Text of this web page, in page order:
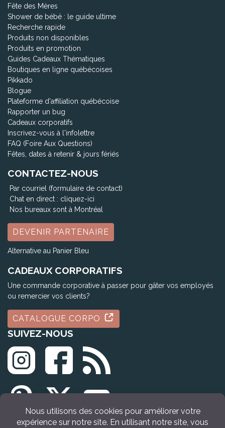
Fête des Mères
Shower de bébé : le guide ultime
Recherche rapide
Produits non disponibles
Produits en promotion
Guides Cadeaux Thématiques
Boutiques en ligne québécoises
Pikkado
Blogue
Plateforme d'affiliation québécoise
Rapporter un bug
Cadeaux corporatifs
Inscrivez-vous à l'infolettre
FAQ (Foire Aux Questions)
Fêtes, dates à retenir & jours fériés
CONTACTEZ-NOUS
Par courriel (formulaire de contact)
Chat en direct : cliquez-ici
Nos bureaux sont à Montréal
DEVENIR PARTENAIRE
Alternative au Panier Bleu
CADEAUX CORPORATIFS
Une commande corporative à passer pour gâter vos employés
ou remercier vos clients?
CATALOGUE CORPO
SUIVEZ-NOUS